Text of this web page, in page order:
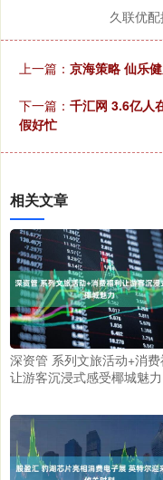
久联优
上一篇： 京海策略 仙乐
下一篇： 千汇网 3.6亿人
假好忙
相关文章
深资管 系列文旅活动+消费
让游客沉浸式感受椰城魅力